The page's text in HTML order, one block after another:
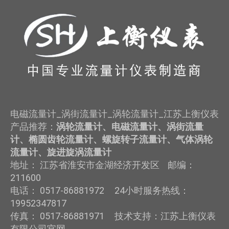
电磁流量计_涡街流量计_涡轮流量计_江苏上衡仪表
产品推荐： 涡轮流量计、电磁流量计、涡街流量
计、椭圆齿轮流量计、螺旋转子流量计、气体涡轮
流量计、旋进旋涡流量计
地址： 江苏省淮安市金湖经济开发区 邮编：
211600
电话： 0517-86881972 24小时服务热线：
19952347817
传真： 0517-86881971 技术支持：江苏上衡仪表